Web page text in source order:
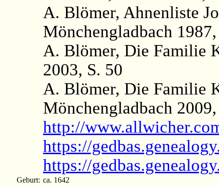
A. Blömer, Ahnenliste
Mönchengladbach
A. Blömer, Die Familie
2003, S. 50
A. Blömer, Die Familie
Mönchengladbach
http://
https://
https://
Geburt: ca. 1642